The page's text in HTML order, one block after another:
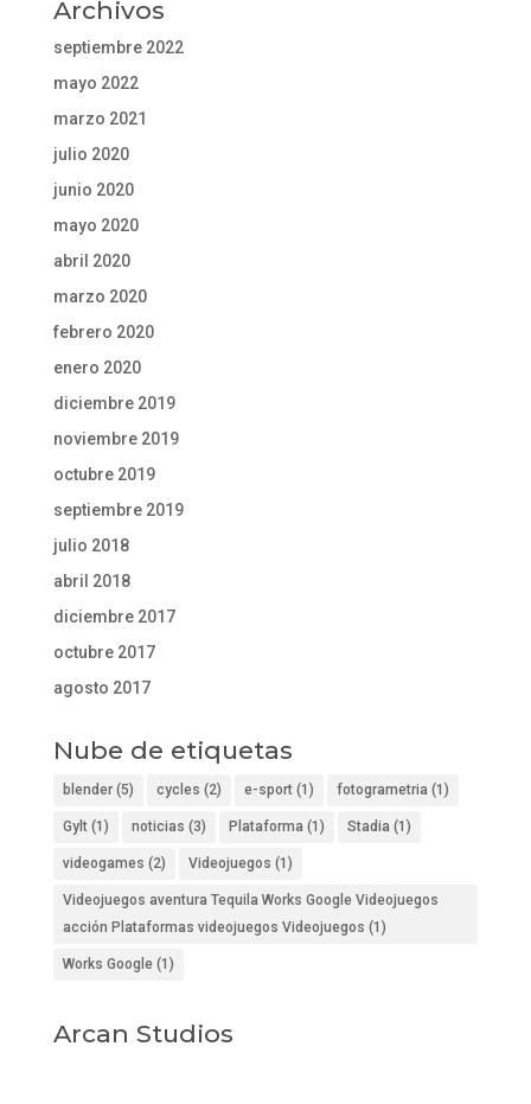
Archivos
septiembre 2022
mayo 2022
marzo 2021
julio 2020
junio 2020
mayo 2020
abril 2020
marzo 2020
febrero 2020
enero 2020
diciembre 2019
noviembre 2019
octubre 2019
septiembre 2019
julio 2018
abril 2018
diciembre 2017
octubre 2017
agosto 2017
Nube de etiquetas
blender(5) cycles (2) e-sport(1) fotogrametria(1)
Gylt(1) noticias (3) Plataforma(1) Stadia(1)
videogames (2) Videojuegos (1)
Videojuegos aventura Tequila Works Google Videojuegos
acción Plataformas videojuegos Videojuegos (1)
Works Google(1)
Arcan Studios